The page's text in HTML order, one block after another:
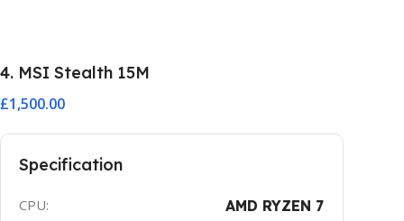
4. MSI Stealth 15M
£1,500.00
Specification
CPU: AMD RYZEN 7